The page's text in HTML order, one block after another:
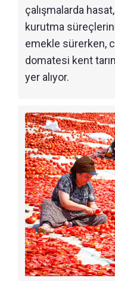
çalışmalarda
kurutma
emekle sürerken,
domatesi kent
yer alıyor.